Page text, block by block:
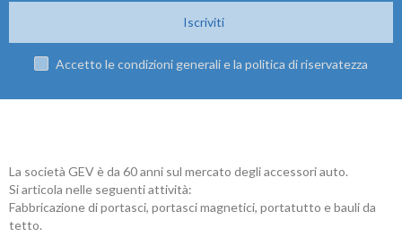
Iscriviti
Accetto le condizioni generali e la politica di riservatezza
La società GEV è da 60 anni sul mercato degli accessori auto.
Si articola nelle seguenti attività:
Fabbricazione di portasci, portasci magnetici, portatutto e bauli da
tetto.